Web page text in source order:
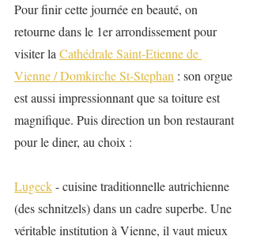
Pour finir cette journée en beauté, on
retourne dans le 1er arrondissement pour
visiter la Cathédrale Saint-Etienne de
Vienne / Domkirche St-Stephan : son orgue
est aussi impressionnant que sa toiture est
magnifique. Puis direction un bon restaurant
pour le diner, au choix :
Lugeck - cuisine traditionnelle autrichienne
(des schnitzels) dans un cadre superbe. Une
véritable institution à Vienne, il vaut mieux